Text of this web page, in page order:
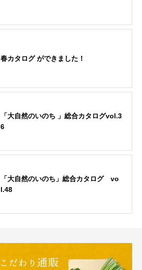
春カタログ ができました！
「大自然のいのち 」総合カタログvol.3
6
「大自然のいのち」総合カタログ vo
l.48